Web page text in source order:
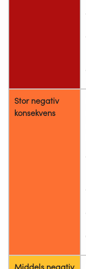
Stor negativ
konsekvens
Middels negativ